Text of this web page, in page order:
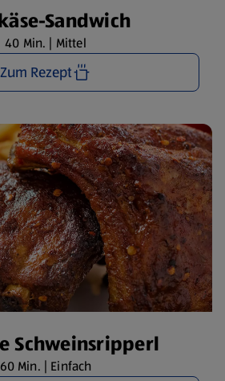
Sandwich
40 Min. | Mittel
Zum Rezept
Schweinsripperl
60 Min. | Einfach